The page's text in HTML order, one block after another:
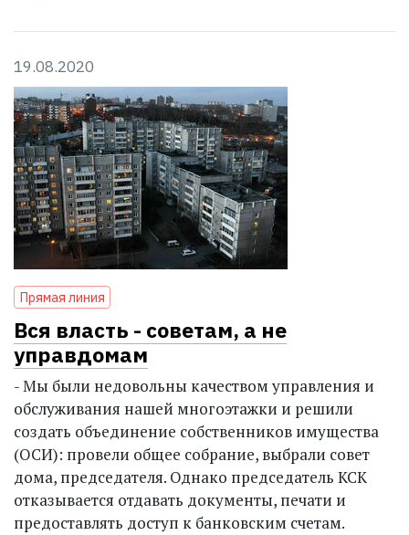
19.08.2020
Прямая линия
Вся власть - советам, а не
управдомам
- Мы были недовольны качеством управления и
обслуживания нашей многоэтажки и решили
создать объединение собственников имущества
(ОСИ): провели общее собрание, выбрали совет
дома, председателя. Однако председатель КСК
отказывается отдавать документы, печати и
предоставлять доступ к банковским счетам.